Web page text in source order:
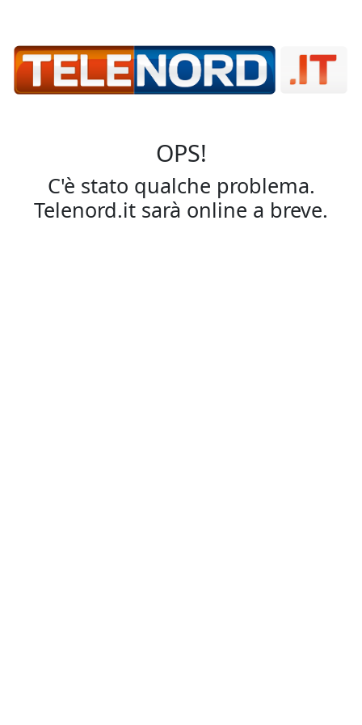
OPS!
C'è stato qualche problema.
Telenord.it sarà online a breve.